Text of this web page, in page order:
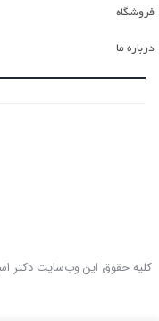
فروشگاه
درباره ما
کلیه حقوق این وب‌سایت دکتر